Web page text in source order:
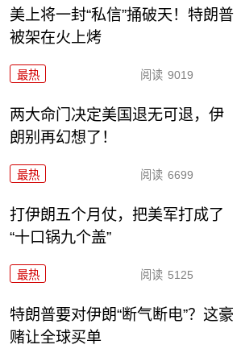
美上将一封“私信”捅破天！特朗普
被架在火上烤
最热 阅读 9019
两大命门决定美国退无可退，伊
朗别再幻想了！
最热 阅读 6699
打伊朗五个月仗，把美军打成了
“十口锅九个盖”
最热 阅读 5125
特朗普要对伊朗“断气断电”？这豪
赌让全球买单